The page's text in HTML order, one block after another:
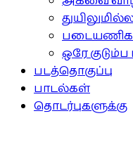
ஒரே
படத்தொகுப்பு
பாடல்கள்
தொடர்புகளுக்கு